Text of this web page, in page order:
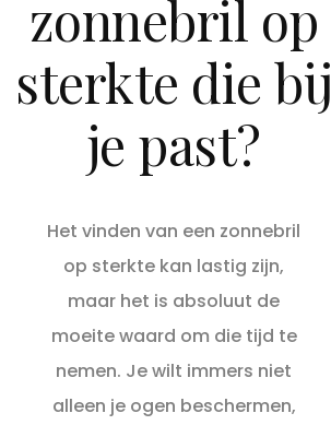
zonnebril op
sterkte die bij
je past?
Het vinden van een zonnebril
op sterkte kan lastig zijn,
maar het is absoluut de
moeite waard om die tijd te
nemen. Je wilt immers niet
alleen je ogen beschermen,